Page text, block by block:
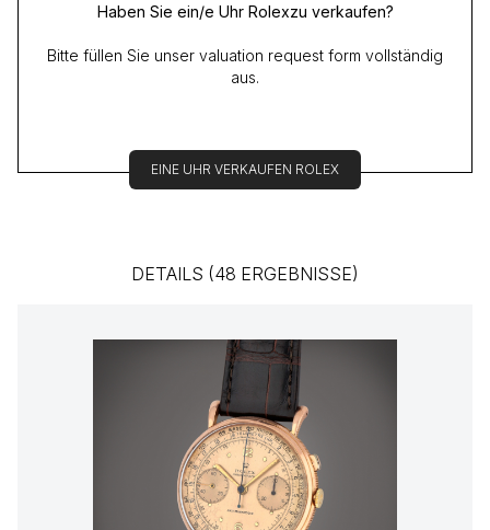
Haben Sie ein/e Uhr Rolexzu verkaufen?
Bitte füllen Sie unser valuation request form vollständig
aus.
EINE UHR VERKAUFEN ROLEX
DETAILS (48 ERGEBNISSE)